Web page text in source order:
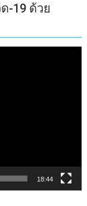
-19 ด้วย
18:44